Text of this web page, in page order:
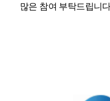
많은 참여 부탁드립니